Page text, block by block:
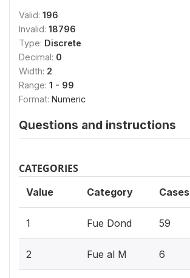
Valid: 196
Invalid: 18796
Type: Discrete
Decimal: 0
Width: 2
Range: 1 - 99
Format: Numeric
Questions and instructions
CATEGORIES
Value Category Cases
1 Fue Dond 59
2 Fue al M 6